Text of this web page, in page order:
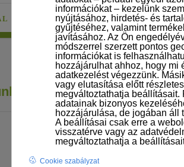
AKTUÁLIS ÁLLÁSAJÁNLATOK
- Minőségellenőr - 3